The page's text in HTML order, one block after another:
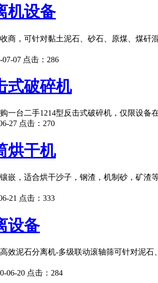
机设备
商，可针对黏土泥石、砂石、原煤、煤
07-07 点击： 286
式破碎机
一台二手1214型反击式破碎机，仅限设备
27 点击： 270
烘干机
嵌，适合烘干沙子，钢渣，机制砂，矿
21 点击： 333
设备
效泥石分离机-多级联动滚轴筛可针对泥
06-20 点击： 284